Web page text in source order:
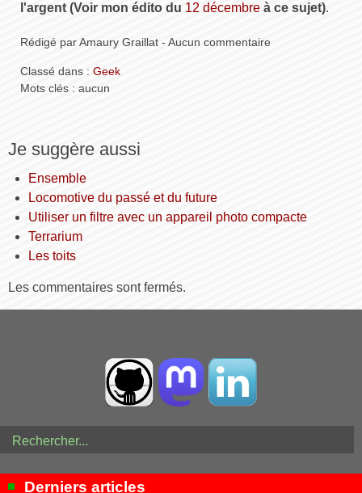
l'argent (Voir mon édito du 12 décembre à ce sujet).
Rédigé par Amaury Graillat - Aucun commentaire
Classé dans : Geek
Mots clés : aucun
Je suggère aussi
Ensemble
Locomotive du passé et du future
Utiliser un filtre avec un appareil photo compacte
Terrarium
Les toits
Les commentaires sont fermés.
Derniers articles